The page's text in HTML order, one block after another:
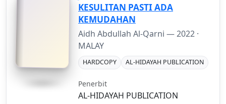
KESULITAN PASTI ADA
KEMUDAHAN
Aidh Abdullah Al-Qarni —2022 ·
MALAY
HARDCOPY AL-HIDAYAH PUBLICATION
Penerbit
AL-HIDAYAH PUBLICATION